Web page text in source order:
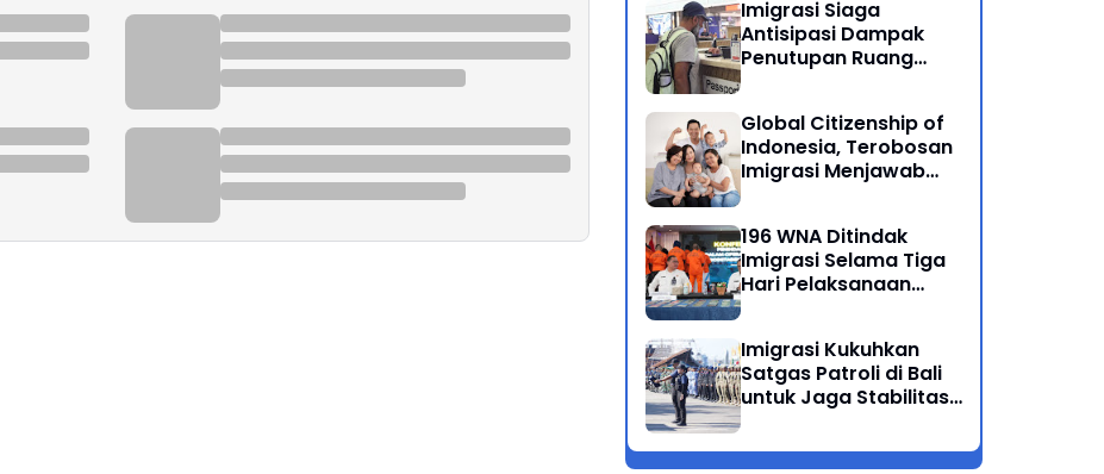
Imigrasi Siaga
Antisipasi Dampak
Penutupan Ruang
Global Citizenship of
Indonesia, Terobosan
Imigrasi Menjawab
196 WNA Ditindak
Imigrasi Selama Tiga
Hari Pelaksanaan
Imigrasi Kukuhkan
Satgas Patroli di Bali
untuk Jaga Stabilitas
Wilayah